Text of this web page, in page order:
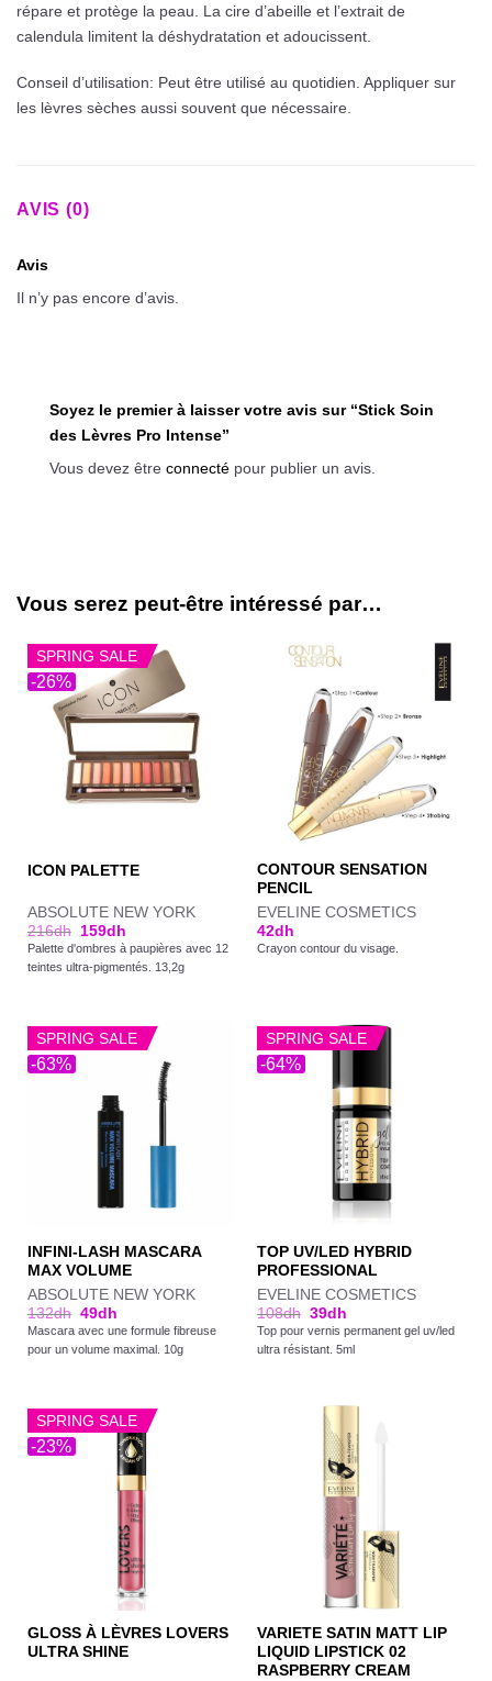
répare et protège la peau. La cire d’abeille et l’extrait de
calendula limitent la déshydratation et adoucissent.
Conseil d’utilisation: Peut être utilisé au quotidien. Appliquer sur
les lèvres sèches aussi souvent que nécessaire.
AVIS (0)
Avis
Il n’y pas encore d’avis.
Soyez le premier à laisser votre avis sur “Stick Soin
des Lèvres Pro Intense”
Vous devez être connecté pour publier un avis.
Vous serez peut-être intéressé par…
-26%
SPRING SALE
ICON PALETTE
ABSOLUTE NEW YORK
216dh 159dh
Palette d'ombres à paupières avec 12
teintes ultra-pigmentés. 13,2g
CONTOUR SENSATION
PENCIL
EVELINE COSMETICS
42dh
Crayon contour du visage.
-63%
SPRING SALE
INFINI-LASH MASCARA
MAX VOLUME
ABSOLUTE NEW YORK
132dh 49dh
Mascara avec une formule fibreuse
pour un volume maximal. 10g
-64%
SPRING SALE
TOP UV/LED HYBRID
PROFESSIONAL
EVELINE COSMETICS
108dh 39dh
Top pour vernis permanent gel uv/led
ultra résistant. 5ml
-23%
SPRING SALE
GLOSS À LÈVRES LOVERS
ULTRA SHINE
VARIETE SATIN MATT LIP
LIQUID LIPSTICK 02
RASPBERRY CREAM